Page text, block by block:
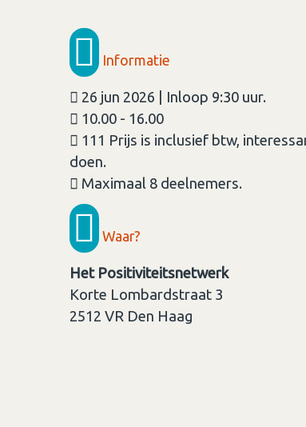
Informatie
26 jun 2026 | Inloop 9:30 uur.
10.00 - 16.00
111 Prijs is inclusief btw,
doen.
Maximaal 8 deelnemers.
Waar?
Het Positiviteitsnetwerk
Korte Lombardstraat 3
2512 VR Den Haag